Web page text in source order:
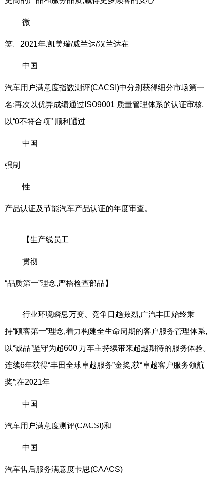
微
笑。2021年,凯美瑞/威兰达/汉兰达在
中国
汽车用户满意度指数测评(CACSI)中分别获得细分市场第一
名;再次以优异成绩通过ISO9001 质量管理体系的认证审核,
以“0不符合项” 顺利通过
中国
强制
性
产品认证及节能汽车产品认证的年度审查。
【生产线员工
贯彻
“品质第一”理念,严格检查部品】
行业环境瞬息万变、竞争日趋激烈,广汽丰田始终秉
持“顾客第一”理念,着力构建全生命周期的客户服务管理体系,
以“诚品”坚守为超600 万车主持续带来超越期待的服务体验。
连续6年获得“丰田全球卓越服务”金奖,获“卓越客户服务领航
奖”;在2021年
中国
汽车用户满意度测评(CACSI)和
中国
汽车售后服务满意度卡思(CAACS)